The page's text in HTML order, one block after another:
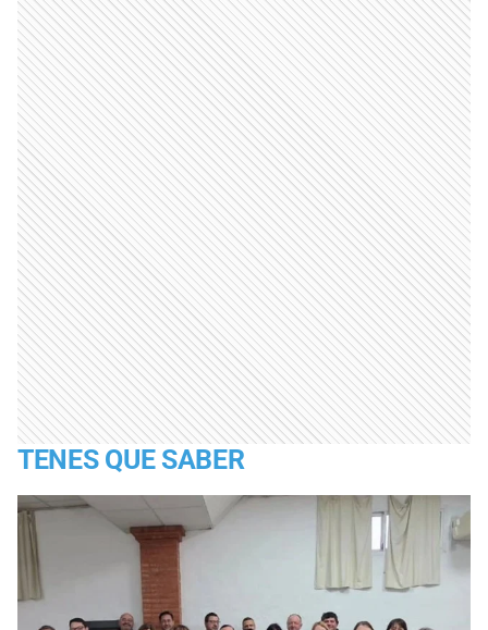
TENES QUE SABER